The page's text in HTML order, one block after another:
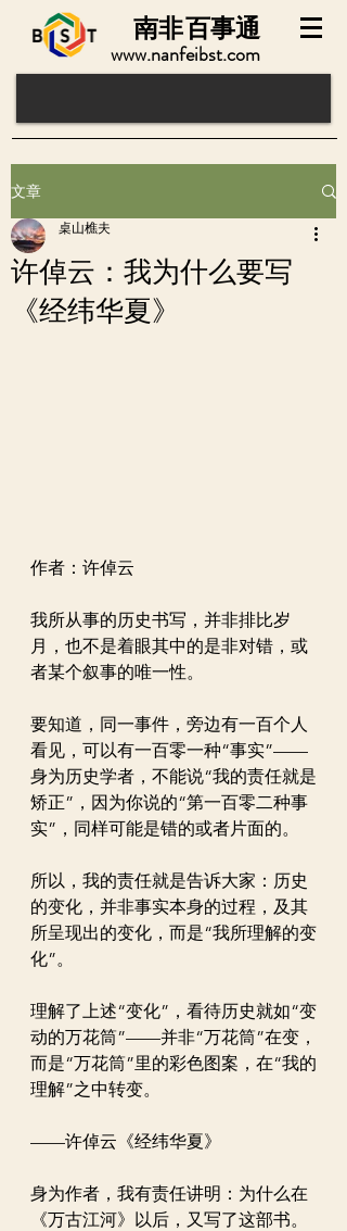
www.nanfeibst.com
百事通
南非
文章
许倬云：我为什么要写
《经纬华夏》
桌山樵夫
作者：许倬云
我所从事的历史书写，并非排比岁
月，也不是着眼其中的是非对错，或
者某个叙事的唯一性。
要知道，同一事件，旁边有一百个人
看见，可以有一百零一种“事实”——
身为历史学者，不能说“我的责任就是
矫正”，因为你说的“第一百零二种事
实”，同样可能是错的或者片面的。
所以，我的责任就是告诉大家：历史
的变化，并非事实本身的过程，及其
所呈现出的变化，而是“我所理解的变
化”。
理解了上述“变化”，看待历史就如“变
动的万花筒”——并非“万花筒”在变，
而是“万花筒”里的彩色图案，在“我的
理解”之中转变。
——许倬云《经纬华夏》
身为作者，我有责任讲明：为什么在
《万古江河》以后，又写了这部书。